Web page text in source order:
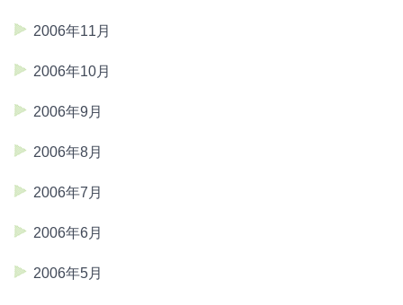
2006年11月
2006年10月
2006年9月
2006年8月
2006年7月
2006年6月
2006年5月